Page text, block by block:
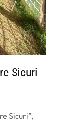
Sicuri
Sicuri”,